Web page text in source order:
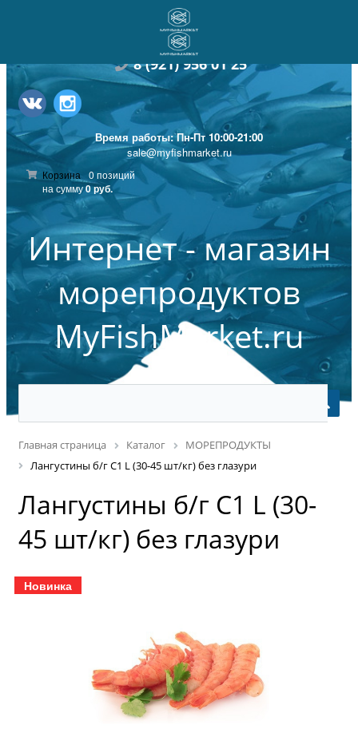
8(921) 956 01 25
Время работы: Пн-Пт 10:00-21:00
sale@myfishmarket.ru
Корзина
0 позиций
на сумму0 руб.
Интернет - магазин
морепродуктов
MyFishMarket.ru
Главная страница Каталог
МОРЕПРОДУКТЫ
Лангустины б/г С1 L (30-45 шт/кг) без глазури
Лангустины б/г С1 L (30-
45 шт/кг) без глазури
Новинка